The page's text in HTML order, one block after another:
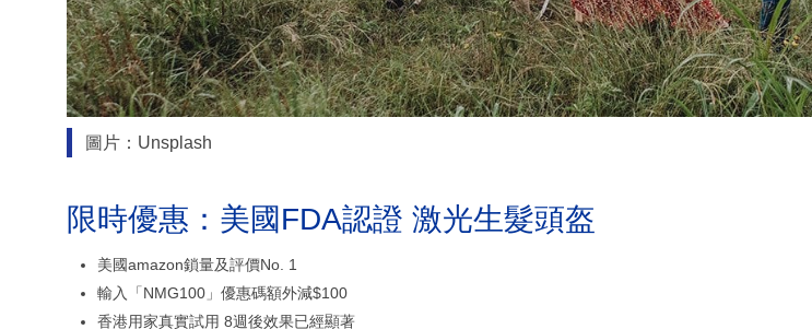
圖片：Unsplash
限時優惠：美國FDA認證 激光生髮頭盔
美國amazon鎖量及評價No. 1
輸入「NMG100」優惠碼額外減$100
香港用家真實試用 8週後效果已經顯著